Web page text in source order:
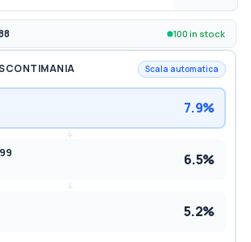
100 in stock
Scala automatica
7.9%
6.5%
5.2%